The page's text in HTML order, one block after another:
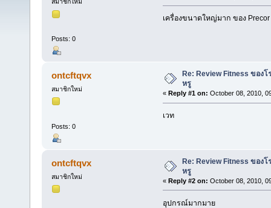
Posts: 0
เครื่องขนาดใหญ่มาก ของ Precor
ontcftqvx
สมาชิกใหม่
Posts: 0
Re: Review Fitness ของ
หรู
« Reply #1 on: October 08, 2010,
เวท
ontcftqvx
สมาชิกใหม่
Re: Review Fitness ของ
หรู
« Reply #2 on: October 08, 2010,
อุปกรณ์มากมาย